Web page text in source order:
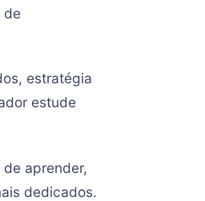
de
estratégia
estude
aprender,
dedicados.